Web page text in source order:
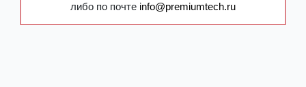
либо по почте info@premiumtech.ru